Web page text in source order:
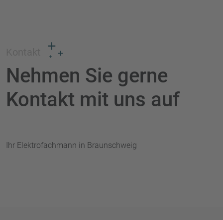
Nehmen Sie gerne
Kontakt mit uns auf
Ihr Elektrofachmann in Braunschweig